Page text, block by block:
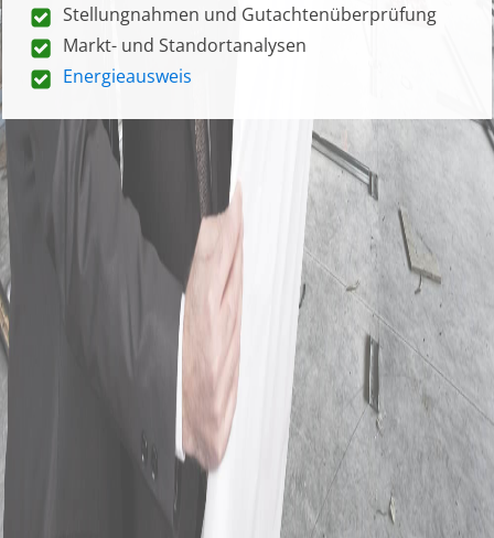
Stellungnahmen und Gutachtenüberprüfung
Markt- und Standortanalysen
Energieausweis